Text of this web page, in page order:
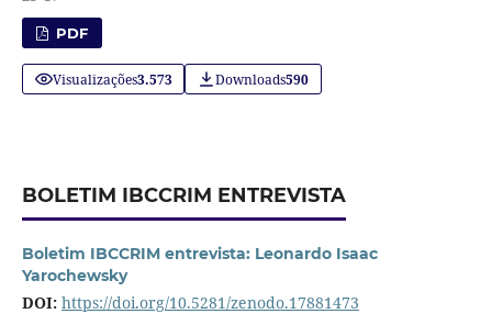
PDF
Visualizações3.573 Downloads590
BOLETIM IBCCRIM ENTREVISTA
Boletim IBCCRIM entrevista: Leonardo Isaac
Yarochewsky
DOI: https://doi.org/10.5281/zenodo.17881473